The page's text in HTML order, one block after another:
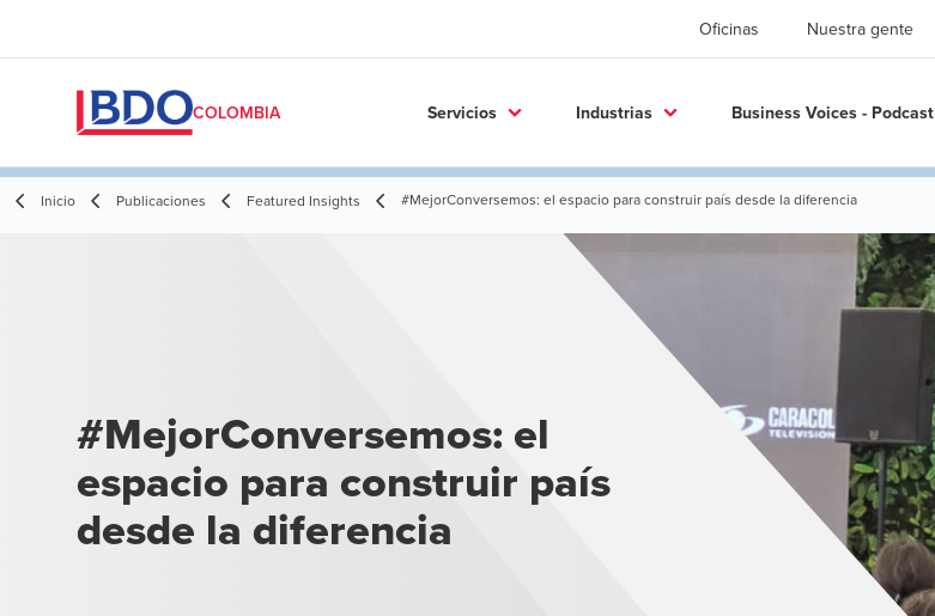
Oficinas Nuestra gente
COLOMBIA Servicios Industrias Business Voices - Podcast
Inicio Publicaciones Featured Insights #MejorConversemos: el espacio para construir país desde la diferencia
#MejorConversemos: el
espacio para construir país
desde la diferencia